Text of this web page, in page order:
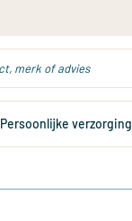
Persoonlijke verzorging